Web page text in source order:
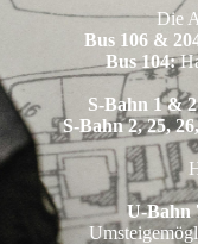
Die
Bus 106 &
Bus 104:
S-Bahn 1 &
S-Bahn 2, 25,
U-Bahn